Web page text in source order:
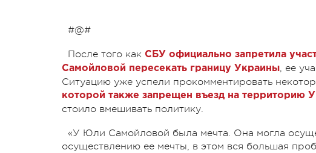
#@#
После того как СБУ официально запретила
Самойловой пересекать границу Украины, ее
Ситуацию уже успели прокомментировать
которой также запрещен въезд на территорию
стоило вмешивать политику.
«У Юли Самойловой была мечта. Она могла
осуществлению ее мечты, в этом вся большая